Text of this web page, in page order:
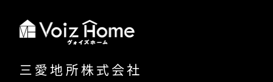
三愛地所株式会社